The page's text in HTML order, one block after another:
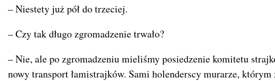
– Niestety już pół do trzeciej.
– Czy tak długo zgromadzenie trwało?
– Nie, ale po zgromadzeniu mieliśmy posiedzenie komitetu
nowy transport łamistrajków. Sami holenderscy murarze,